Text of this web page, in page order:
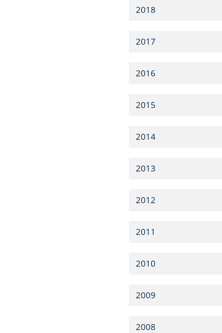
2018
2017
2016
2015
2014
2013
2012
2011
2010
2009
2008